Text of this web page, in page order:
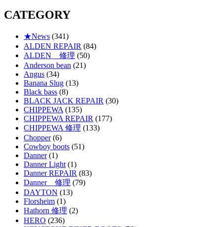
CATEGORY
★News (341)
ALDEN REPAIR (84)
ALDEN 修理 (50)
Anderson bean (21)
Angus (34)
Banana Slug (13)
Black bass (8)
BLACK JACK REPAIR (30)
CHIPPEWA (135)
CHIPPEWA REPAIR (177)
CHIPPEWA 修理 (133)
Chopper(6)
Cowboy boots (51)
Danner(1)
Danner Light (1)
Danner REPAIR (83)
Danner 修理 (79)
DAYTON (13)
Florsheim (1)
Hathorn 修理 (2)
HERO (236)